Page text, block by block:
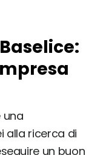
una
alla ricerca di
un buon